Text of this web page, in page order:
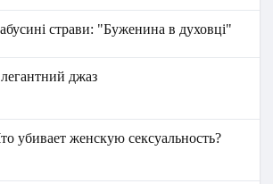
страви: "Буженина в духовці"
джаз
убивает женскую сексуальность?